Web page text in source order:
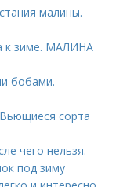
малины.
к зиме. МАЛИНА
бобами.
сорта
чего нельзя.
под зиму